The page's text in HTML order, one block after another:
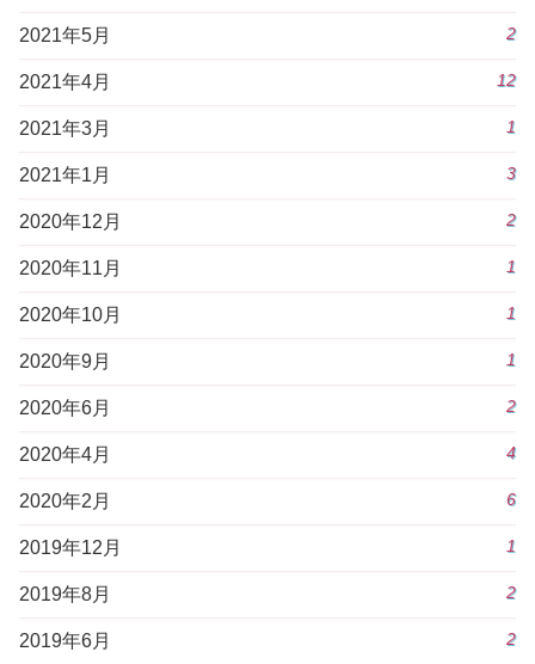
2021年5月 2
2021年4月 12
2021年3月 1
2021年1月 3
2020年12月 2
2020年11月 1
2020年10月 1
2020年9月 1
2020年6月 2
2020年4月 4
2020年2月 6
2019年12月 1
2019年8月 2
2019年6月 2